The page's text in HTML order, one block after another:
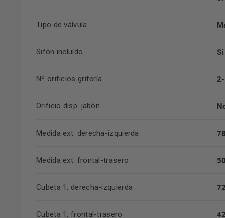
Tipo de válvula
Sifón incluído Sí
Nº orificios grifería
Orificio disp. jabón
Medida ext: derecha-izquierda
Medida ext: frontal-trasero
Cubeta 1: derecha-izquierda
Cubeta 1: frontal-trasero